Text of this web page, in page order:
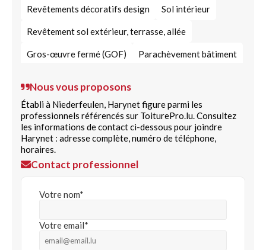
Revêtements décoratifs design Sol intérieur
Revêtement sol extérieur, terrasse, allée
Gros-œuvre fermé (GOF) Parachèvement bâtiment
Cloison et séparation intérieure Faux plancher
Menuiserie du bâtiment Charpente
Travaux de menuiserie Tapisserie
Crépi pour façade extérieure
Traitement anti-humidité
Nous vous proposons
Établi à Niederfeulen, Harynet figure parmi les
professionnels référencés sur ToiturePro.lu. Consultez
les informations de contact ci-dessous pour joindre
Harynet : adresse complète, numéro de téléphone,
horaires.
Contact professionnel
Votre nom*
Votre email*